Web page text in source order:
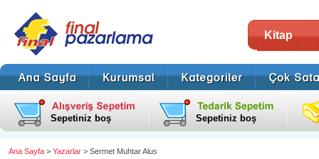
Kitap
Sepetiniz boş Sepetiniz boş
Ana Sayfa > Yazarlar > Sermet Muhtar Alus